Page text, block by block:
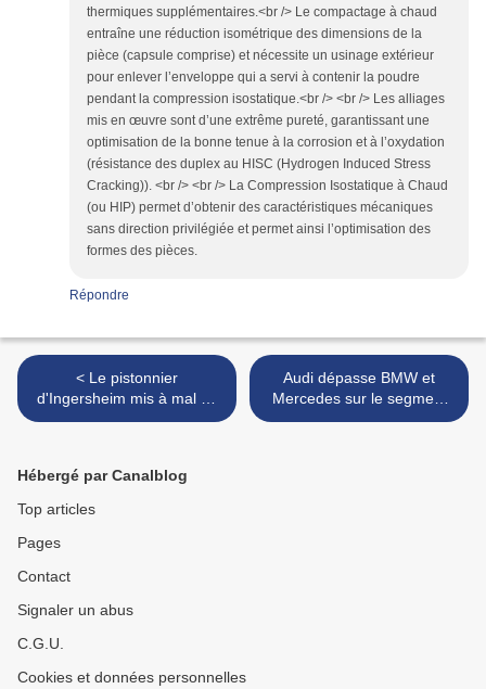
thermiques supplémentaires.<br /> Le compactage à chaud
entraîne une réduction isométrique des dimensions de la
pièce (capsule comprise) et nécessite un usinage extérieur
pour enlever l’enveloppe qui a servi à contenir la poudre
pendant la compression isostatique.<br /> <br /> Les alliages
mis en œuvre sont d’une extrême pureté, garantissant une
optimisation de la bonne tenue à la corrosion et à l’oxydation
(résistance des duplex au HISC (Hydrogen Induced Stress
Cracking)). <br /> <br /> La Compression Isostatique à Chaud
(ou HIP) permet d’obtenir des caractéristiques mécaniques
sans direction privilégiée et permet ainsi l’optimisation des
formes des pièces.
Répondre
< Le pistonnier
d'Ingersheim mis à mal en
début 2011
Audi dépasse BMW et
Mercedes sur le segment
haut de gamme >
Hébergé par Canalblog
Top articles
Pages
Contact
Signaler un abus
C.G.U.
Cookies et données personnelles